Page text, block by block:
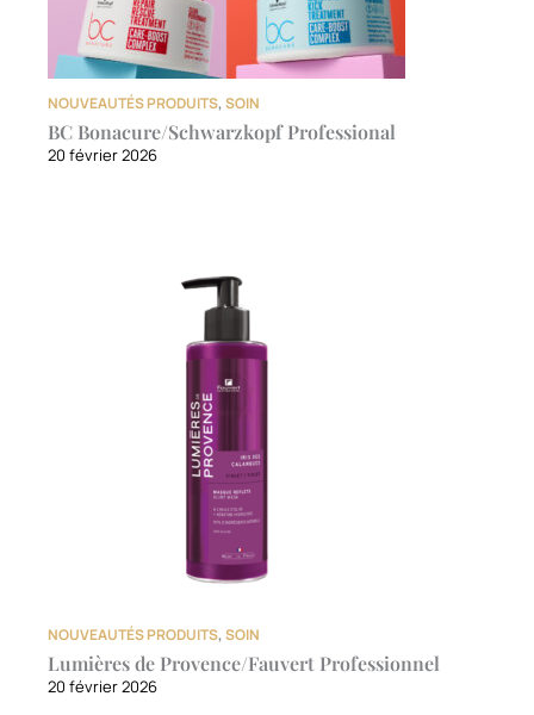
NOUVEAUTÉS PRODUITS,SOIN
BC Bonacure/Schwarzkopf Professional
20 février 2026
NOUVEAUTÉS PRODUITS,SOIN
Lumières de Provence/Fauvert Professionnel
20 février 2026